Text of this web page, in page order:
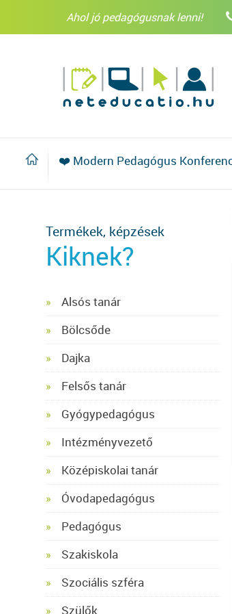
Ahol jó pedagógusnak lenni!
❤️ Modern Pedagógus
Termékek, képzések
Kiknek?
Alsós tanár
Bölcsőde
Dajka
Felsős tanár
Gyógypedagógus
Intézményvezető
Középiskolai tanár
Óvodapedagógus
Pedagógus
Szakiskola
Szociális szféra
Szülők